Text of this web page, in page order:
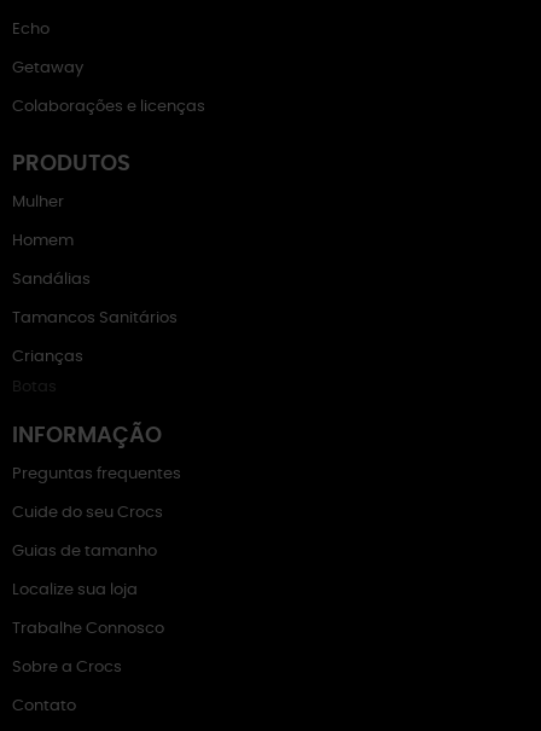
Echo
Getaway
Colaborações e licenças
PRODUTOS
Mulher
Homem
Sandálias
Tamancos Sanitários
Crianças
Botas
INFORMAÇÃO
Preguntas frequentes
Cuide do seu Crocs
Guias de tamanho
Localize sua loja
Trabalhe Connosco
Sobre a Crocs
Contato